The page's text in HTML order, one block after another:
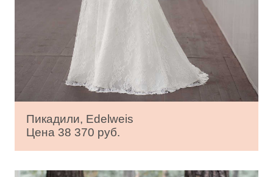
Пикадили, Edelweis
Цена 38 370 руб.